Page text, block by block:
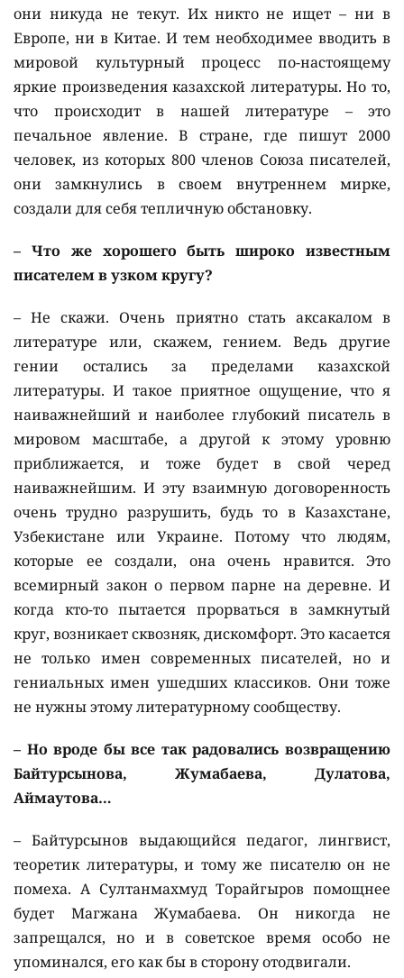
они никуда не текут. Их никто не ищет – ни в
Европе, ни в Китае. И тем необходимее вводить в
мировой культурный процесс по-настоящему
яркие произведения казахской литературы. Но то,
что происходит в нашей литературе – это
печальное явление. В стране, где пишут 2000
человек, из которых 800 членов Союза писателей,
они замкнулись в своем внутреннем мирке,
создали для себя тепличную обстановку.
– Что же хорошего быть широко известным
писателем в узком кругу?
– Не скажи. Очень приятно стать аксакалом в
литературе или, скажем, гением. Ведь другие
гении остались за пределами казахской
литературы. И такое приятное ощущение, что я
наиважнейший и наиболее глубокий писатель в
мировом масштабе, а другой к этому уровню
приближается, и тоже будет в свой черед
наиважнейшим. И эту взаимную договоренность
очень трудно разрушить, будь то в Казахстане,
Узбекистане или Украине. Потому что людям,
которые ее создали, она очень нравится. Это
всемирный закон о первом парне на деревне. И
когда кто-то пытается прорваться в замкнутый
круг, возникает сквозняк, дискомфорт. Это касается
не только имен современных писателей, но и
гениальных имен ушедших классиков. Они тоже
не нужны этому литературному сообществу.
– Но вроде бы все так радовались возвращению
Байтурсынова, Жумабаева, Дулатова,
Аймаутова…
– Байтурсынов выдающийся педагог, лингвист,
теоретик литературы, и тому же писателю он не
помеха. А Султанмахмуд Торайгыров помощнее
будет Магжана Жумабаева. Он никогда не
запрещался, но и в советское время особо не
упоминался, его как бы в сторону отодвигали.